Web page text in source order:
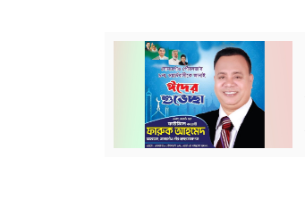
বিস্তারিত